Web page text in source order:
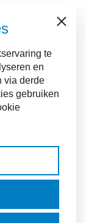
te
en
via derde
gebruiken
Sluiten